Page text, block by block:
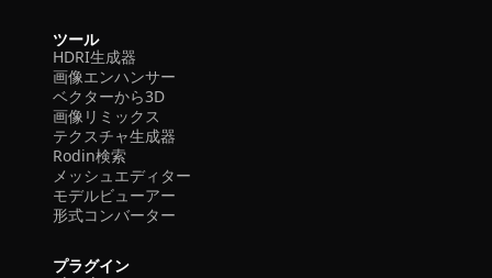
ツール
HDRI生成器
画像エンハンサー
ベクターから3D
画像リミックス
テクスチャ生成器
Rodin検索
メッシュエディター
モデルビューアー
形式コンバーター
プラグイン